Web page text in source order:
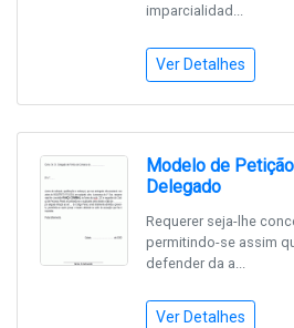
imparcialidad...
Ver Detalhes
Modelo de
Delegado
Requerer seja-lhe
permitindo-se assim
defender da a...
Ver Detalhes